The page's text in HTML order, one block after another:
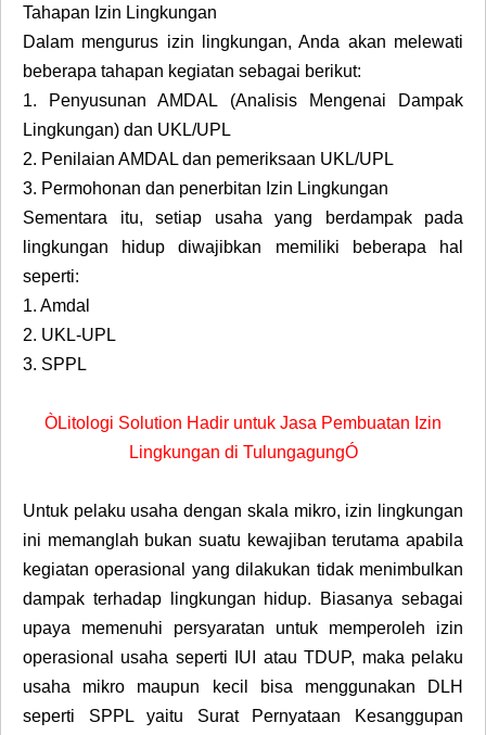
Tahapan Izin Lingkungan
Dalam mengurus izin lingkungan, Anda akan melewati
beberapa tahapan kegiatan sebagai berikut:
1.
Penyusunan AMDAL (Analisis Mengenai Dampak
Lingkungan) dan UKL/UPL
2. Penilaian AMDAL dan pemeriksaan UKL/UPL
3. Permohonan dan penerbitan Izin Lingkungan
Sementara itu, setiap usaha yang berdampak pada
lingkungan hidup diwajibkan memiliki beberapa hal
seperti:
1. Amdal
2. UKL-UPL
3. SPPL
ÒLitologi Solution Hadir untuk Jasa Pembuatan Izin
Lingkungan di TulungagungÓ
Untuk pelaku usaha dengan skala mikro, izin lingkungan
ini memanglah bukan suatu kewajiban terutama apabila
kegiatan operasional yang dilakukan tidak menimbulkan
dampak terhadap lingkungan hidup. Biasanya sebagai
upaya memenuhi persyaratan untuk memperoleh izin
operasional usaha seperti IUI atau TDUP, maka pelaku
usaha mikro maupun kecil bisa menggunakan DLH
seperti SPPL yaitu Surat Pernyataan Kesanggupan